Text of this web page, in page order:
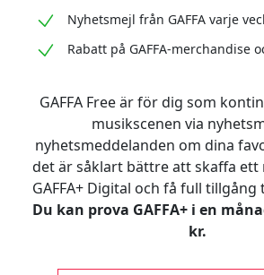
Nyhetsmejl från GAFFA varje
Rabatt på GAFFA-merchandise
GAFFA Free är för dig som
musikscenen via
nyhetsmeddelanden om dina
det är såklart bättre att skaffa ett
GAFFA+ Digital och få full tillgång
Du kan prova GAFFA+ i en
kr.